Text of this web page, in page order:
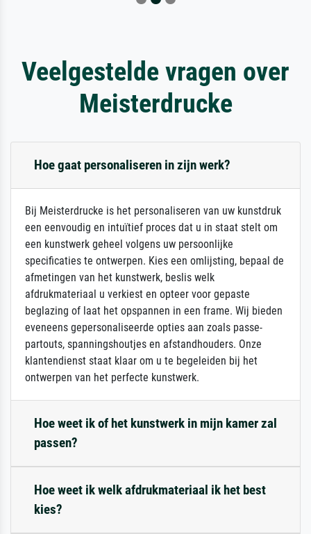
Veelgestelde vragen over
Meisterdrucke
Hoe gaat personaliseren in zijn werk?
Bij Meisterdrucke is het personaliseren van uw kunstdruk
een eenvoudig en intuïtief proces dat u in staat stelt om
een kunstwerk geheel volgens uw persoonlijke
specificaties te ontwerpen. Kies een omlijsting, bepaal de
afmetingen van het kunstwerk, beslis welk
afdrukmateriaal u verkiest en opteer voor gepaste
beglazing of laat het opspannen in een frame. Wij bieden
eveneens gepersonaliseerde opties aan zoals passe-
partouts, spanningshoutjes en afstandhouders. Onze
klantendienst staat klaar om u te begeleiden bij het
ontwerpen van het perfecte kunstwerk.
Hoe weet ik of het kunstwerk in mijn kamer zal
passen?
Hoe weet ik welk afdrukmateriaal ik het best
kies?